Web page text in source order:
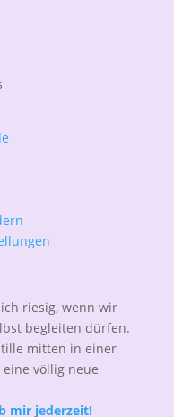
riesig, wenn wir
begleiten dürfen.
mitten in einer
völlig neue
mir jederzeit!